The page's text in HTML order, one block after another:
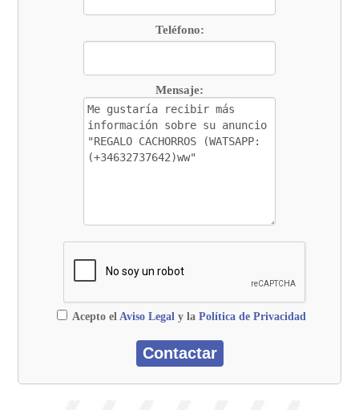
Teléfono:
Mensaje:
Acepto el Aviso Legal y la Política de Privacidad